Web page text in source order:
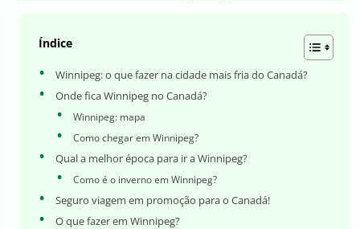
Índice
Winnipeg: o que fazer na cidade mais fria do Canadá?
Onde fica Winnipeg no Canadá?
Winnipeg: mapa
Como chegar em Winnipeg?
Qual a melhor época para ir a Winnipeg?
Como é o inverno em Winnipeg?
Seguro viagem em promoção para o Canadá!
O que fazer em Winnipeg?